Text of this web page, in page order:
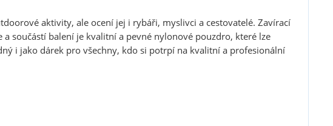
aktivity, ale ocení jej i rybáři, myslivci a cestovatelé. Zavírací
součástí balení je kvalitní a pevné nylonové pouzdro, které lze
i jako dárek pro všechny, kdo si potrpí na kvalitní a profesionální